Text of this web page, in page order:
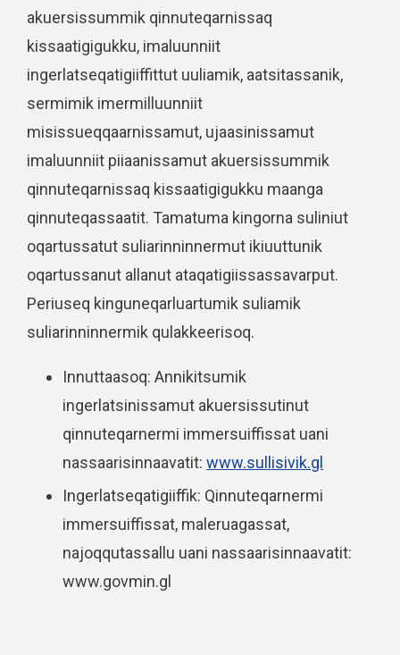
akuersissummik qinnuteqarnissaq
kissaatigigukku, imaluunniit
ingerlatseqatigiiffittut uuliamik, aatsitassanik,
sermimik imermilluunniit
misissueqqaarnissamut, ujaasinissamut
imaluunniit piiaanissamut akuersissummik
qinnuteqarnissaq kissaatigigukku maanga
qinnuteqassaatit. Tamatuma kingorna suliniut
oqartussatut suliarinninnermut ikiuuttunik
oqartussanut allanut ataqatigiissassavarput.
Periuseq kinguneqarluartumik suliamik
suliarinninnermik qulakkeerisoq.
Innuttaasoq: Annikitsumik
ingerlatsinissamut akuersissutinut
qinnuteqarnermi immersuiffissat uani
nassaarisinnaavatit: www.sullisivik.gl
Ingerlatseqatigiiffik: Qinnuteqarnermi
immersuiffissat, maleruagassat,
najoqqutassallu uani nassaarisinnaavatit:
www.govmin.gl